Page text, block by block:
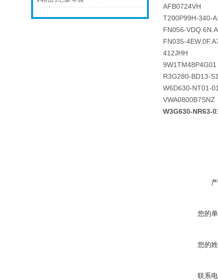
AFB0724VH
T200P99H-340-
FN056-
FN035-
412JHH
9W1TM48P4G01
R3G280-BD13-
W6D630-NT01-
VWA0800B7SNZ
W3G630-NR63-
您的
您的
联系